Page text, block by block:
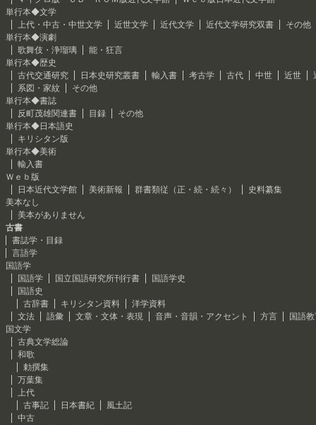
単行本◆文学
上代・中古・中世文学
近世文学 近代文学 近代文学研究双書
その他
単行本◆演劇
歌舞伎・浄瑠璃
能・狂言
単行本◆歴史
古代交通研究
日本史研究叢書 輸入書 考古学 古代 中世 近世
系図・家紋
その他
単行本◆書誌
反町茂雄関連書
目録
その他
単行本◆日本語史
キリシタン版
単行本◆美術
輸入書
Ｗｅｂ版
日本近代文学館
美術新報 群書類従（正・続・続々）
史料纂集
美本なし
美本がありません
古書
書誌学・目録
言語学
国語学
国語学
国立国語研究所刊行書
国語学史
国語史
古辞書
キリシタン資料
洋学資料
文法
語彙 文章・文体・表現 音声・音韻・アクセント 方言
国語
国文学
古典文学総論
和歌
勅撰集
万葉集
上代
古事記
日本書紀
風土記
中古